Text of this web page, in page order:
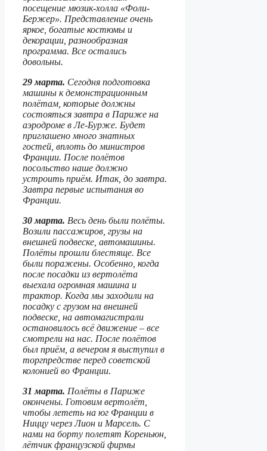
посещение мюзик-холла «Фоли-
Бержер». Представление очень
яркое, богатые костюмы и
декорации, разнообразная
программа. Все остались
довольны.
29 марта. Сегодня подготовка
машины к демонстрационным
полётам, которые должны
состояться завтра в Париже на
аэродроме в Ле-Бурже. Будет
приглашено много знатных
гостей, вплоть до министров
Франции. После полётов
посольство наше должно
устроить приём. Итак, до завтра.
Завтра первые испытания во
Франции.
30 марта. Весь день были полёты.
Возили пассажиров, грузы на
внешней подвеске, автомашины.
Полёты прошли блестяще. Все
были поражены. Особенно, когда
после посадки из вертолёта
выехала огромная машина и
трактор. Когда мы заходили на
посадку с грузом на внешней
подвеске, на автомагистрали
остановилось всё движение – все
смотрели на нас. После полётов
был приём, а вечером я выступил в
торгпредстве перед советской
колонией во Франции.
31 марта. Полёты в Париже
окончены. Готовим вертолёт,
чтобы лететь на юг Франции в
Ниццу через Лион и Марсель. С
нами на борту полетят Кореньюн,
лётчик французской фирмы